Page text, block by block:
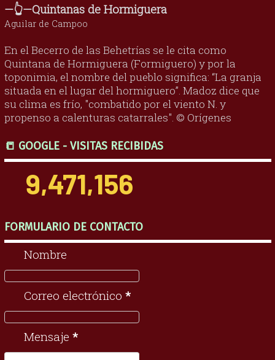
—👆—Quintanas de Hormiguera
Aguilar de Campoo
En el Becerro de las Behetrías se le cita como
Quintana de Hormiguera (Formiguero) y por la
toponimia, el nombre del pueblo significa: “La granja
situada en el lugar del hormiguero”. Madoz dice que
su clima es frío, "combatido por el viento N. y
propenso a calenturas catarrales". © Orígenes
📒 GOOGLE - VISITAS RECIBIDAS
9,471,156
FORMULARIO DE CONTACTO
Nombre
Correo electrónico *
Mensaje *